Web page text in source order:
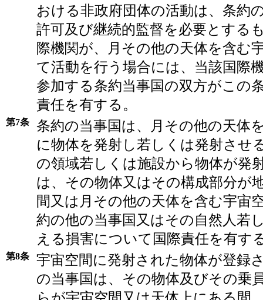
おける非政府団体の活動は、条約
許可及び継続的監督を必要とする
際機関が、月その他の天体を含む
て活動を行う場合には、当該国際
参加する条約当事国の双方がこの
責任を有する。
第7条
条約の当事国は、月その他の天体
に物体を発射し若しくは発射させ
の領域若しくは施設から物体が発
は、その物体又はその構成部分が
間又は月その他の天体を含む宇宙
約の他の当事国又はその自然人若
える損害について国際責任を有す
第8条
宇宙空間に発射された物体が登録
の当事国は、その物体及びその乗